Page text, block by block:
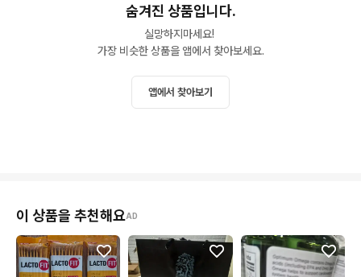
숨겨진 상품입니다.
실망하지마세요!
가장 비슷한 상품을 앱에서 찾아보세요.
앱에서 찾아보기
이 상품을 추천해요AD